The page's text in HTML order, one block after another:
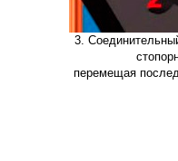
3.
перемещая